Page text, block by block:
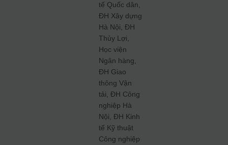
tế Quốc dân,
ĐH Xây dựng
Hà Nội, ĐH
Thủy Lợi,
Học viện
Ngân hàng,
ĐH Giao
thông Vận
tải, ĐH Công
nghiệp Hà
Nội, ĐH Kinh
tế Kỹ thuật
Công nghiệp